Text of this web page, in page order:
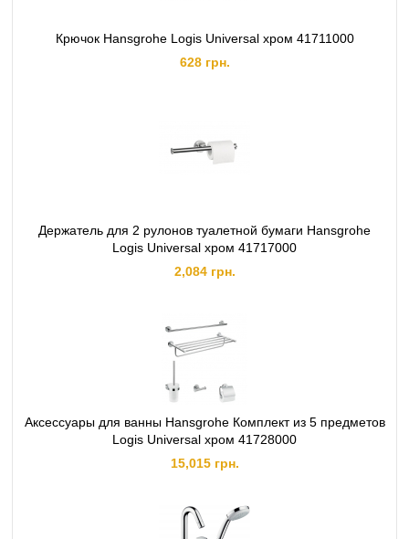
Крючок Hansgrohe Logis Universal хром 41711000
628 грн.
Держатель для 2 рулонов туалетной бумаги Hansgrohe
Logis Universal хром 41717000
2,084 грн.
Аксессуары для ванны Hansgrohe Комплект из 5 предметов
Logis Universal хром 41728000
15,015 грн.